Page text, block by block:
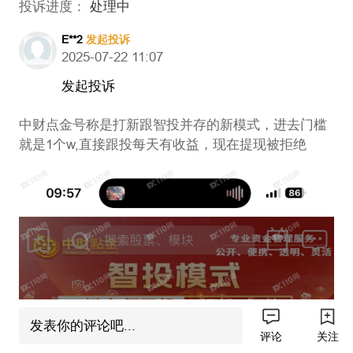
投诉进度： 处理中
E**2 发起投诉
2025-07-22 11:07
发起投诉
中财点金号称是打新跟智投并存的新模式，进去门槛
就是1个w,直接跟投每天有收益，现在提现被拒绝
发表你的评论吧...
评论 关注